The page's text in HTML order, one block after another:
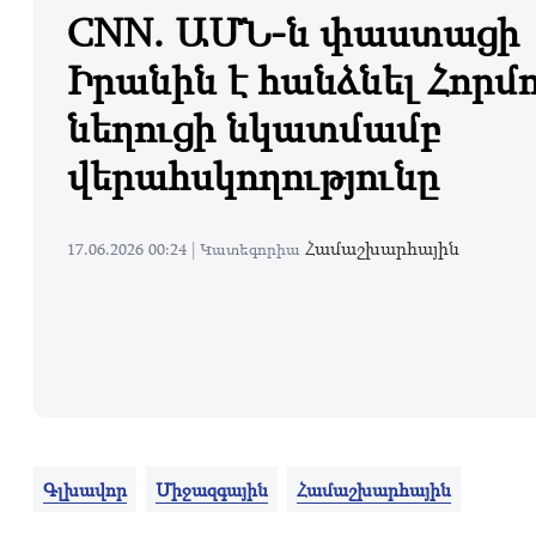
CNN. ԱՄՆ-ն փաստացի
Իրանին է հանձնել
նեղուցի նկատմամբ
վերահսկողությունը
17.06.2026 00:24 | Կատեգորիա Համաշխարհային
Գլխավոր Միջազգային Համաշխարհային